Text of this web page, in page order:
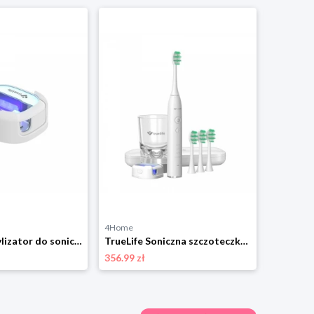
TrueLife Sterylizator do sonicznych szczoteczek do zębów
4Home
TrueLife Soniczna szczoteczka do zębów SonicBrush GL UV
356.99 zł